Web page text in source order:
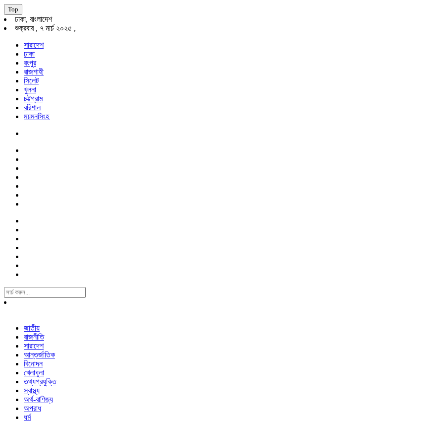
Top
ঢাকা, বাংলাদেশ
শুক্রবার , ৭ মার্চ ২০২৫ ,
সারাদেশ
ঢাকা
রংপুর
রাজশাহী
সিলেট
খুলনা
চট্টগ্রাম
বরিশাল
ময়মনসিংহ
Search
For:
জাতীয়
রাজনীতি
সারাদেশ
আন্তর্জাতিক
বিনোদন
খেলাধুলা
তথ্যপ্রযুক্তি
স্বাস্থ্য
অর্থ-বাণিজ্য
অপরাধ
ধর্ম